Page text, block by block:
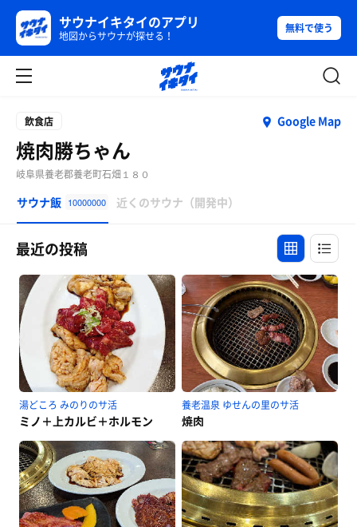
サウナイキタイのアプリ
地図からサウナが探せる！
無料で使う
飲食店 Google Map
焼肉勝ちゃん
岐阜県養老郡養老町石畑１８０
サウナ飯 10000000 近くのサウナ（開発中）
最近の投稿
湯どころ みのりのサ活
ミノ＋上カルビ＋ホルモン
養老温泉 ゆせんの里のサ活
焼肉